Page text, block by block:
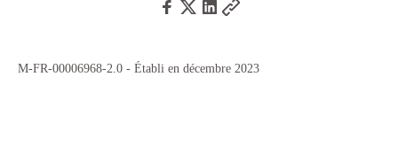
M-FR-00006968-2.0 - Établi en décembre 2023